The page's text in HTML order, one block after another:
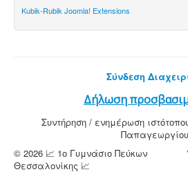
Kubik-Rubik Joomla! Extensions
Σύνδεση
Δήλωση
Συντήρηση / ενημέρωση
Παπαγεωργίου
© 2026 📈 1ο Γυμνάσιο Πεύκων
Θεσσαλονίκης 📈